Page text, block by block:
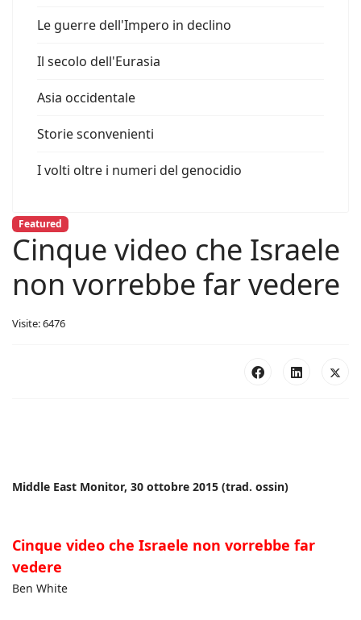
Le guerre dell'Impero in declino
Il secolo dell'Eurasia
Asia occidentale
Storie sconvenienti
I volti oltre i numeri del genocidio
Featured
Cinque video che Israele
non vorrebbe far vedere
Visite: 6476
Middle East Monitor, 30 ottobre 2015 (trad. ossin)
Cinque video che Israele non vorrebbe far
vedere
Ben White